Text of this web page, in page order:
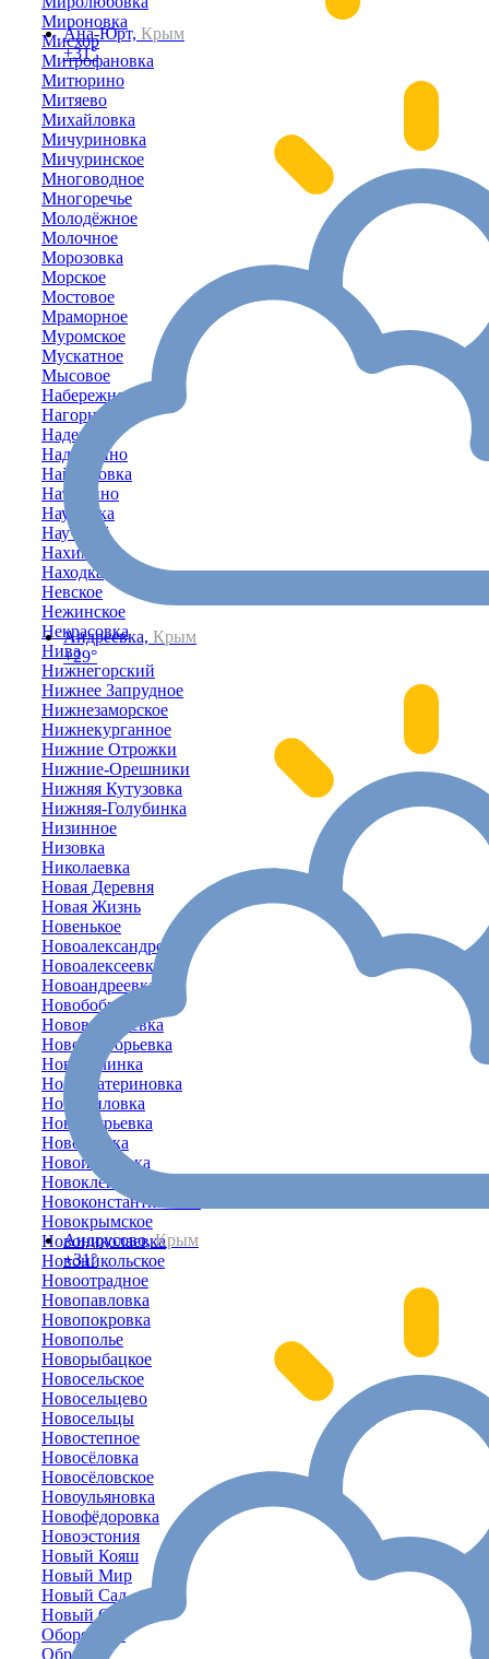
Ана-Юрт, Крым
+31°
Андреевка, Крым
+29°
Андрусово,Крым
+31°
Мироновка
Мисхор
Митрофановка
Митюрино
Митяево
Михайловка
Мичуриновка
Мичуринское
Многоводное
Многоречье
Молодёжное
Молочное
Морозовка
Морское
Мостовое
Мраморное
Муромское
Мускатное
Мысовое
Набережное
Нагорное
Надежда
Надеждино
Найдёновка
Наташино
Наумовка
Научный
Нахимово
Находка
Невское
Нежинское
Некрасовка
Нива
Нижнегорский
Нижнее Запрудное
Нижнезаморское
Нижнекурганное
Нижние Отрожки
Нижние-Орешники
Нижняя Кутузовка
Нижняя-Голубинка
Низинное
Низовка
Николаевка
Новая Деревня
Новая Жизнь
Новенькое
Новоалександровка
Новоалексеевка
Новоандреевка
Новобобровское
Нововасильевка
Новогригорьевка
Новодолинка
Новоекатериновка
Новожиловка
Новозбурьевка
Новозуевка
Новоивановка
Новоклёново
Новоконстантиновка
Новокрымское
Новониколаевка
Новоникольское
Новоотрадное
Новопавловка
Новопокровка
Новополье
Новорыбацкое
Новосельское
Новосельцево
Новосельцы
Новостепное
Новосёловка
Новосёловское
Новоульяновка
Новофёдоровка
Новоэстония
Новый Кояш
Новый Мир
Новый Сад
Новый Свет
Оборонное
Обрыв